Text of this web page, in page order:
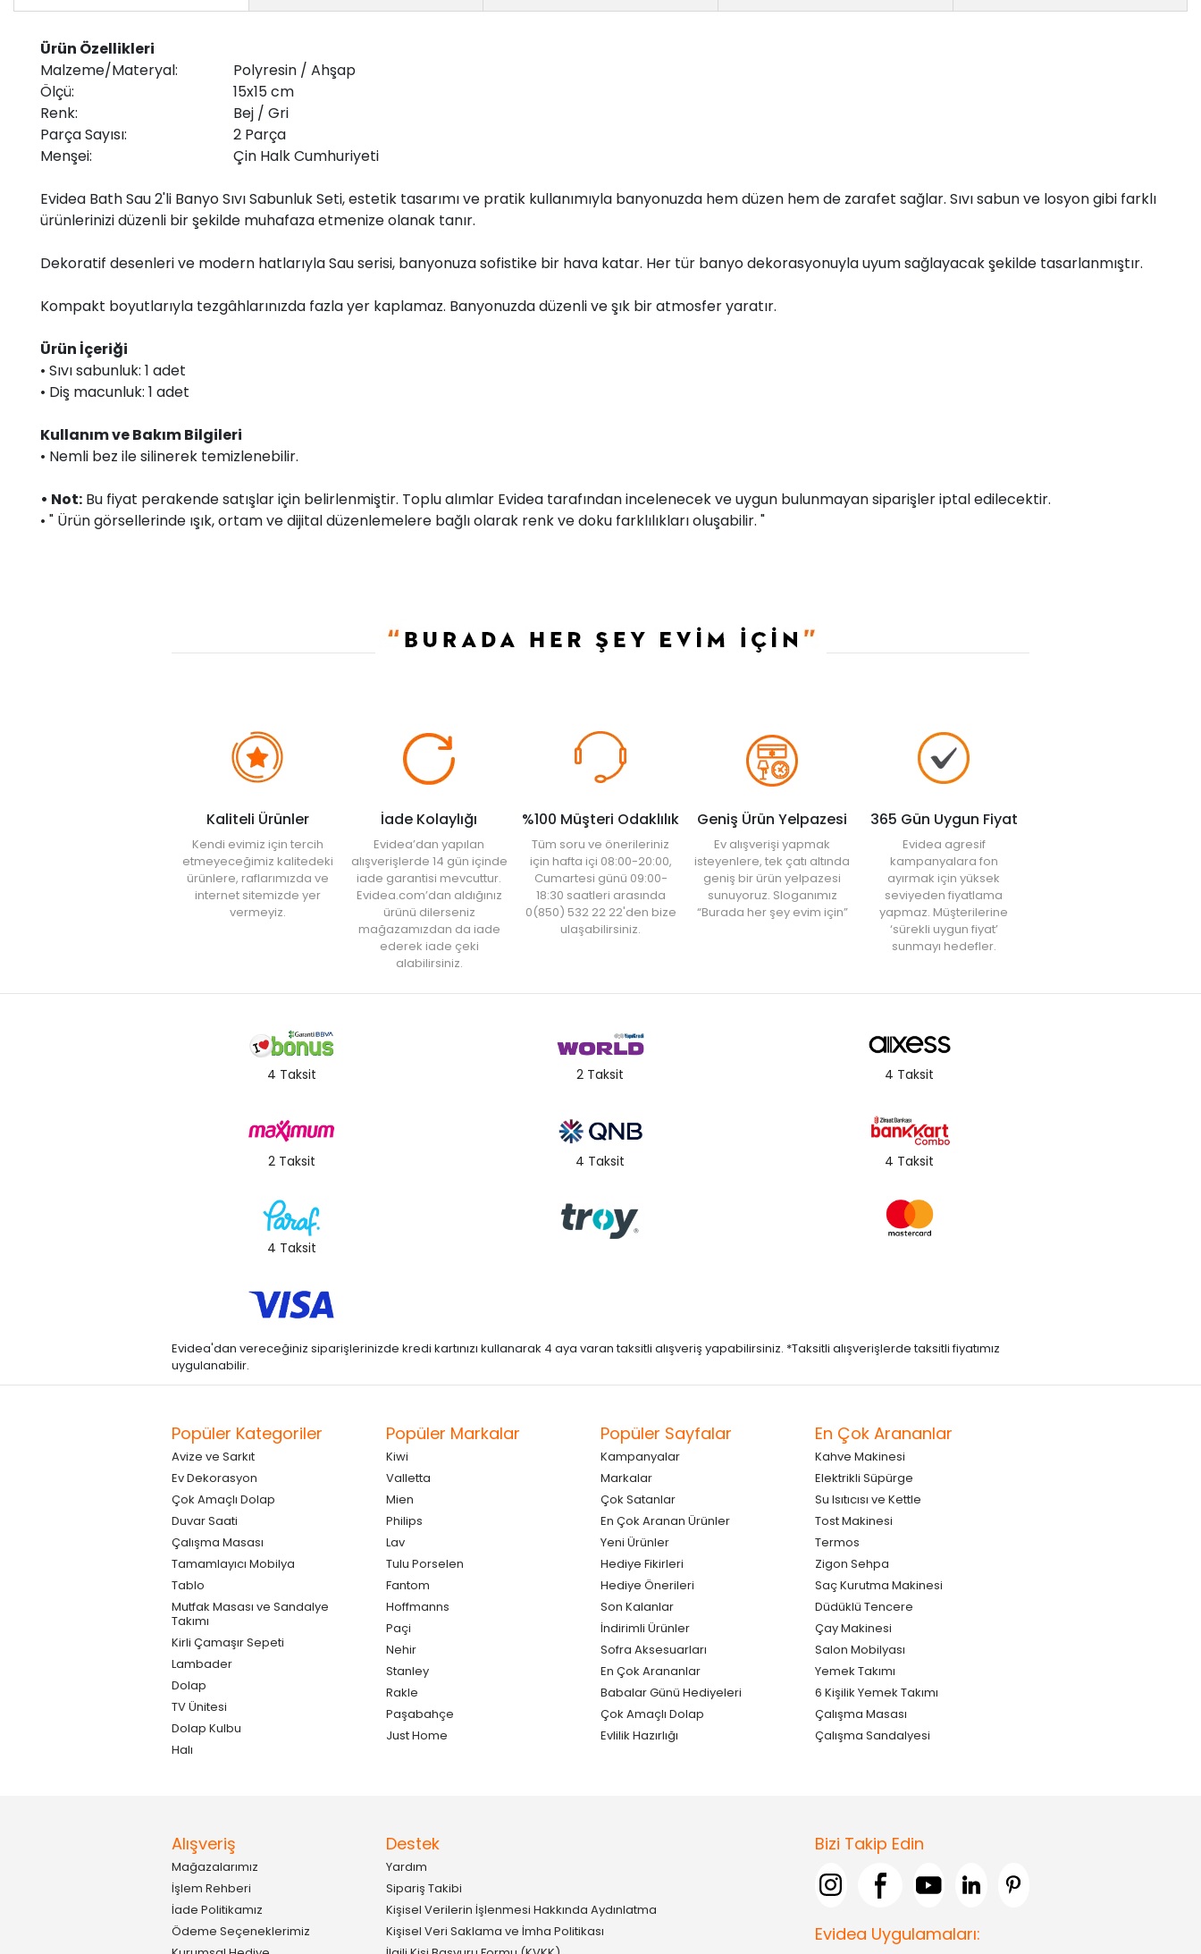
Ürün Özellikleri
Malzeme/Materyal:
Polyresin / Ahşap
Ölçü:
15x15 cm
Renk:
Bej / Gri
Parça Sayısı:
2 Parça
Menşei:
Çin Halk Cumhuriyeti
Evidea Bath Sau 2'li Banyo Sıvı Sabunluk Seti, estetik tasarımı ve pratik kullanımıyla banyonuzda hem düzen hem de zarafet sağlar. Sıvı sabun ve losyon gibi farklı
ürünlerinizi düzenli bir şekilde muhafaza etmenize olanak tanır.
Dekoratif desenleri ve modern hatlarıyla Sau serisi, banyonuza sofistike bir hava katar. Her tür banyo dekorasyonuyla uyum sağlayacak şekilde tasarlanmıştır.
Kompakt boyutlarıyla tezgâhlarınızda fazla yer kaplamaz. Banyonuzda düzenli ve şık bir atmosfer yaratır.
Ürün İçeriği
• Sıvı sabunluk: 1 adet
• Diş macunluk: 1 adet
Kullanım ve Bakım Bilgileri
• Nemli bez ile silinerek temizlenebilir.
• Not: Bu fiyat perakende satışlar için belirlenmiştir. Toplu alımlar Evidea tarafından incelenecek ve uygun bulunmayan siparişler iptal edilecektir.
• " Ürün görsellerinde ışık, ortam ve dijital düzenlemelere bağlı olarak renk ve doku farklılıkları oluşabilir. "
Kaliteli Ürünler
Kendi evimiz için tercih
etmeyeceğimiz kalitedeki
ürünlere, raflarımızda ve
internet sitemizde yer
vermeyiz.
İade Kolaylığı
Evidea’dan yapılan
alışverişlerde 14 gün içinde
iade garantisi mevcuttur.
Evidea.com’dan aldığınız
ürünü dilerseniz
mağazamızdan da iade
ederek iade çeki
alabilirsiniz.
%100 Müşteri Odaklılık
Tüm soru ve önerileriniz
için hafta içi 08:00-20:00,
Cumartesi günü 09:00-
18:30 saatleri arasında
0(850) 532 22 22'den bize
ulaşabilirsiniz.
Geniş Ürün Yelpazesi
Ev alışverişi yapmak
isteyenlere, tek çatı altında
geniş bir ürün yelpazesi
sunuyoruz. Sloganımız
“Burada her şey evim için”
365 Gün Uygun Fiyat
Evidea agresif
kampanyalara fon
ayırmak için yüksek
seviyeden fiyatlama
yapmaz. Müşterilerine
‘sürekli uygun fiyat’
sunmayı hedefler.
4 Taksit 2 Taksit 4 Taksit
2 Taksit 4 Taksit 4 Taksit
4 Taksit
Evidea'dan vereceğiniz siparişlerinizde kredi kartınızı kullanarak 4 aya varan taksitli alışveriş yapabilirsiniz. *Taksitli alışverişlerde taksitli fiyatımız
uygulanabilir.
Popüler Kategoriler
Avize ve Sarkıt
Ev Dekorasyon
Çok Amaçlı Dolap
Duvar Saati
Çalışma Masası
Tamamlayıcı Mobilya
Tablo
Mutfak Masası ve Sandalye
Takımı
Kirli Çamaşır Sepeti
Lambader
Dolap
TV Ünitesi
Dolap Kulbu
Halı
Popüler Markalar
Kiwi
Valletta
Mien
Philips
Lav
Tulu Porselen
Fantom
Hoffmanns
Paçi
Nehir
Stanley
Rakle
Paşabahçe
Just Home
Popüler Sayfalar
Kampanyalar
Markalar
Çok Satanlar
En Çok Aranan Ürünler
Yeni Ürünler
Hediye Fikirleri
Hediye Önerileri
Son Kalanlar
İndirimli Ürünler
Sofra Aksesuarları
En Çok Arananlar
Babalar Günü Hediyeleri
Çok Amaçlı Dolap
Evlilik Hazırlığı
En Çok Arananlar
Kahve Makinesi
Elektrikli Süpürge
Su Isıtıcısı ve Kettle
Tost Makinesi
Termos
Zigon Sehpa
Saç Kurutma Makinesi
Düdüklü Tencere
Çay Makinesi
Salon Mobilyası
Yemek Takımı
6 Kişilik Yemek Takımı
Çalışma Masası
Çalışma Sandalyesi
Alışveriş
Mağazalarımız
İşlem Rehberi
İade Politikamız
Ödeme Seçeneklerimiz
Destek
Yardım
Sipariş Takibi
Kişisel Verilerin İşlenmesi Hakkında Aydınlatma
Kişisel Veri Saklama ve İmha Politikası
Bizi Takip Edin
Evidea Uygulamaları: